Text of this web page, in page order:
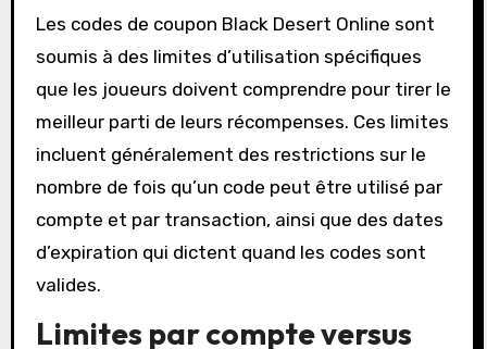
Les codes de coupon Black Desert Online sont
soumis à des limites d’utilisation spécifiques
que les joueurs doivent comprendre pour tirer le
meilleur parti de leurs récompenses. Ces limites
incluent généralement des restrictions sur le
nombre de fois qu’un code peut être utilisé par
compte et par transaction, ainsi que des dates
d’expiration qui dictent quand les codes sont
valides.
Limites par compte versus